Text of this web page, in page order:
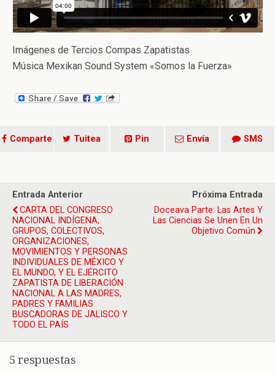
Imágenes de Tercios Compas Zapatistas
Música Mexikan Sound System «Somos la Fuerza»
Comparte Tuitea Pin Envía SMS
Entrada Anterior
CARTA DEL CONGRESO
NACIONAL INDÍGENA,
GRUPOS, COLECTIVOS,
ORGANIZACIONES,
MOVIMIENTOS Y PERSONAS
INDIVIDUALES DE MÉXICO Y
EL MUNDO, Y EL EJÉRCITO
ZAPATISTA DE LIBERACIÓN
NACIONAL A LAS MADRES,
PADRES Y FAMILIAS
BUSCADORAS DE JALISCO Y
TODO EL PAÍS
Próxima Entrada
Doceava Parte: Las Artes Y
Las Ciencias Se Unen En Un
Objetivo Común
5 respuestas